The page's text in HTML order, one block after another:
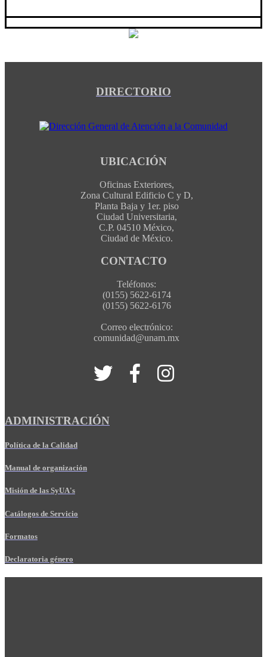
DIRECTORIO
UBICACIÓN
Oficinas Exteriores,
Zona Cultural Edificio C y D,
Planta Baja y 1er. piso
Ciudad Universitaria,
C.P. 04510 México,
Ciudad de México.
CONTACTO
Teléfonos:
(0155) 5622-6174
(0155) 5622-6176
Correo electrónico:
comunidad@unam.mx
ADMINISTRACIÓN
Política de la Calidad
Manual de organización
Misión de las SyUA's
Catálogos de Servicio
Formatos
Declaratoria género